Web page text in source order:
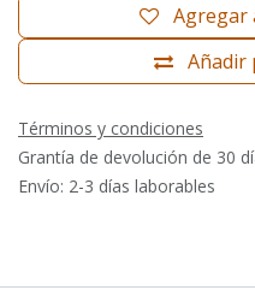
Añadir
Agregar
Términos y condiciones
Grantía de devolución de 30
Envío: 2-3 días laborables